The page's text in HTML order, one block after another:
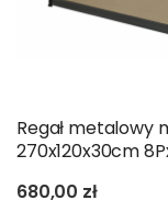
Regał metalowy
270x120x30cm
680,00 zł